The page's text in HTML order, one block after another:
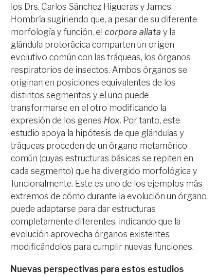
los Drs. Carlos Sánchez Higueras y James
Hombría sugiriendo que, a pesar de su diferente
morfología y función, elcorpora allata y la
glándula protorácica comparten un origen
evolutivo común con las tráqueas, los órganos
respiratorios de insectos. Ambos órganos se
originan en posiciones equivalentes de los
distintos segmentos y el uno puede
transformarse en el otro modificando la
expresión de los genes Hox. Por tanto, este
estudio apoya la hipótesis de que glándulas y
tráqueas proceden de un órgano metamérico
común (cuyas estructuras básicas se repiten en
cada segmento) que ha divergido morfológica y
funcionalmente. Este es uno de los ejemplos más
extremos de cómo durante la evolución un órgano
puede adaptarse para dar estructuras
completamente diferentes, indicando que la
evolución aprovecha órganos existentes
modificándolos para cumplir nuevas funciones.
Nuevas perspectivas para estos estudios